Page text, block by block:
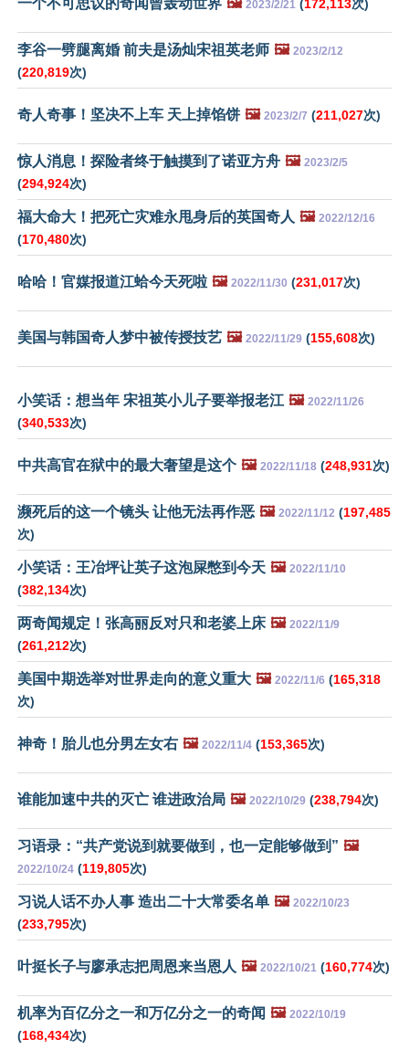
2023/2/21 (172,113次)
李谷一劈腿离婚 前夫是汤灿宋祖英老师 🖼️ 2023/2/12
(220,819次)
奇人奇事！坚决不上车 天上掉馅饼 🖼️ 2023/2/7 (211,027次)
惊人消息！探险者终于触摸到了诺亚方舟 🖼️ 2023/2/5
(294,924次)
福大命大！把死亡灾难永甩身后的英国奇人 🖼️ 2022/12/16
(170,480次)
哈哈！官媒报道江蛤今天死啦 🖼️ 2022/11/30 (231,017次)
美国与韩国奇人梦中被传授技艺 🖼️ 2022/11/29 (155,608次)
小笑话：想当年 宋祖英小儿子要举报老江 🖼️ 2022/11/26
(340,533次)
中共高官在狱中的最大奢望是这个 🖼️ 2022/11/18 (248,931次)
濒死后的这一个镜头 让他无法再作恶 🖼️ 2022/11/12 (197,485
次)
小笑话：王冶坪让英子这泡屎憋到今天 🖼️ 2022/11/10
(382,134次)
两奇闻规定！张高丽反对只和老婆上床 🖼️ 2022/11/9
(261,212次)
美国中期选举对世界走向的意义重大 🖼️ 2022/11/6 (165,318
次)
神奇！胎儿也分男左女右 🖼️ 2022/11/4 (153,365次)
谁能加速中共的灭亡 谁进政治局 🖼️ 2022/10/29 (238,794次)
习语录：“共产党说到就要做到，也一定能够做到” 🖼️
2022/10/24 (119,805次)
习说人话不办人事 造出二十大常委名单 🖼️ 2022/10/23
(233,795次)
叶挺长子与廖承志把周恩来当恩人 🖼️ 2022/10/21 (160,774次)
机率为百亿分之一和万亿分之一的奇闻 🖼️ 2022/10/19
(168,434次)